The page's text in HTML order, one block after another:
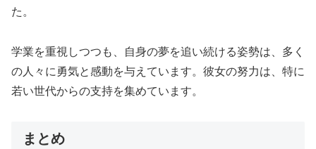
た。
学業を重視しつつも、自身の夢を追い続ける姿勢は、多く
の人々に勇気と感動を与えています。彼女の努力は、特に
若い世代からの支持を集めています。
まとめ